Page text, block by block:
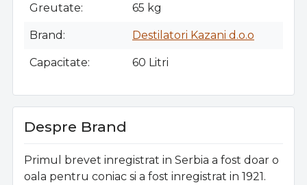
Greutate 65 kg
Brand Destilatori Kazani d.o.o
Capacitate 60 Litri
Despre Brand
Primul brevet inregistrat in Serbia a fost doar o
oala pentru coniac si a fost inregistrat in 1921.